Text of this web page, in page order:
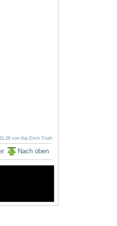
von Kai Erich Truth
Nach oben